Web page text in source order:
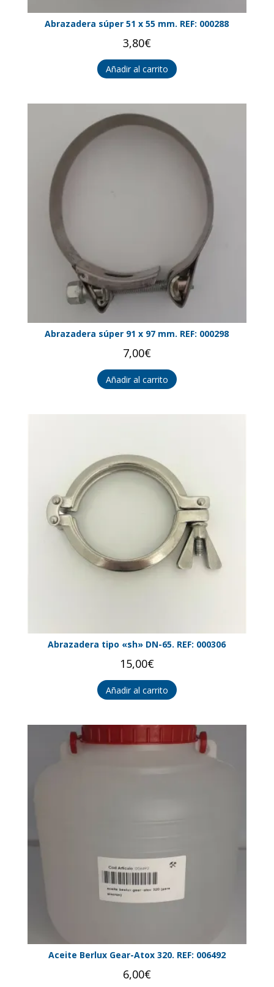
Abrazadera súper 51 x 55 mm. REF: 000288
3,80€
Añadir al carrito
Abrazadera súper 91 x 97 mm. REF: 000298
7,00€
Añadir al carrito
Abrazadera tipo «sh» DN-65. REF: 000306
15,00€
Añadir al carrito
Aceite Berlux Gear-Atox 320. REF: 006492
6,00€